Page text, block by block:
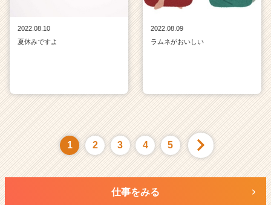
2022.08.10
夏休みですよ
2022.08.09
ラムネがおいしい
1 2 3 4 5
仕事をみる